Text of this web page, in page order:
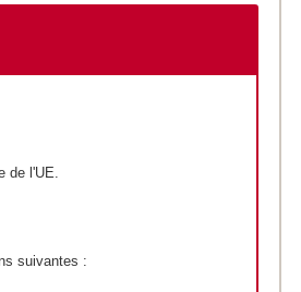
de l'UE.
suivantes :